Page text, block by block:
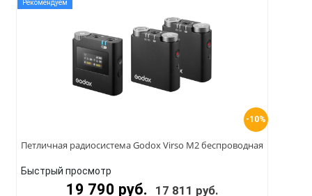
-10%
Рекомендуем
Петличная радиосистема Godox Virso M2 беспроводная
Быстрый просмотр
19 790 руб. 17 811 руб.